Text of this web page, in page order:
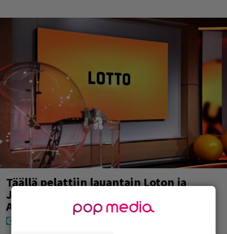
Täällä pelattiin lauantain Loton ja
Jokerin isot rahat – Tokmannilla,
ABC:lla, netissä…